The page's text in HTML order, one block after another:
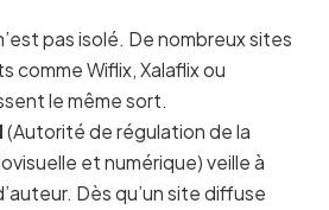
pas isolé. De nombreux sites
comme Wiflix, Xalaflix ou
le même sort.
(Autorité de régulation de la
et numérique) veille à
Dès qu’un site diffuse